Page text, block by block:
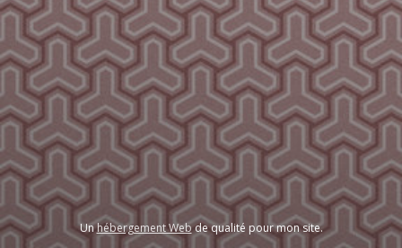
Unhébergement Webde qualité pour mon site.